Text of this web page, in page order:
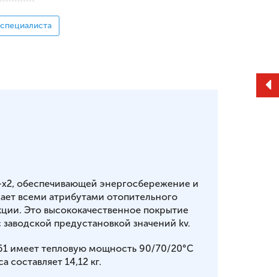
обеспечивающей энергосбережение и
всеми атрибутами отопительного
Это высококачественное покрытие
предустановкой значений kv.
имеет тепловую мощность 90/70/20°С
составляет 14,12 кг.